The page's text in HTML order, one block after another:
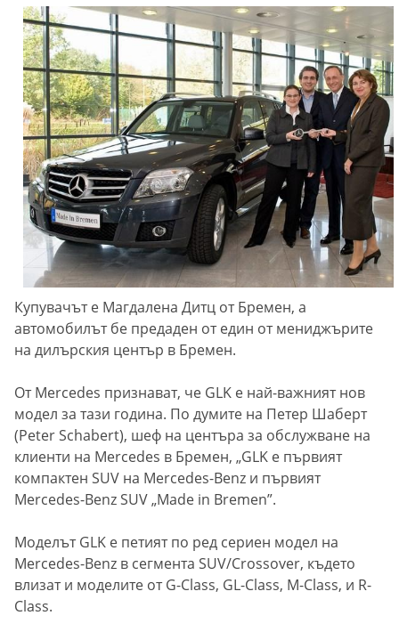
Купувачът е Магдалена Дитц от Бремен, а
автомобилът бе предаден от един от мениджърите
на дилърския център в Бремен.
От Mercedes признават, че GLK е най-важният нов
модел за тази година. По думите на Петер Шаберт
(Peter Schabert), шеф на центъра за обслужване на
клиенти на Mercedes в Бремен, „GLK е първият
компактен SUV на Mercedes-Benz и първият
Mercedes-Benz SUV „Made in Bremen”.
Моделът GLK е петият по ред сериен модел на
Mercedes-Benz в сегмента SUV/Crossover, където
влизат и моделите от G-Class, GL-Class, M-Class, и R-
Class.